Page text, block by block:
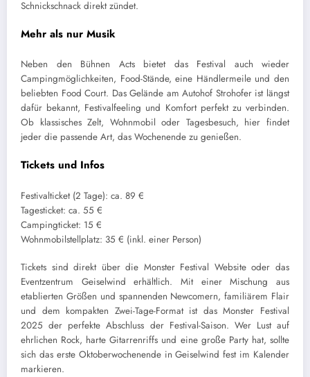
Schnickschnack direkt zündet.
Mehr als nur Musik
Neben den Bühnen Acts bietet das Festival auch wieder
Campingmöglichkeiten, Food-Stände, eine Händlermeile und den
beliebten Food Court. Das Gelände am Autohof Strohofer ist längst
dafür bekannt, Festivalfeeling und Komfort perfekt zu verbinden.
Ob klassisches Zelt, Wohnmobil oder Tagesbesuch, hier findet
jeder die passende Art, das Wochenende zu genießen.
Tickets und Infos
Festivalticket (2 Tage): ca. 89 €
Tagesticket: ca. 55 €
Campingticket: 15 €
Wohnmobilstellplatz: 35 € (inkl. einer Person)
Tickets sind direkt über die Monster Festival Website oder das
Eventzentrum Geiselwind erhältlich. Mit einer Mischung aus
etablierten Größen und spannenden Newcomern, familiärem Flair
und dem kompakten Zwei-Tage-Format ist das Monster Festival
2025 der perfekte Abschluss der Festival-Saison. Wer Lust auf
ehrlichen Rock, harte Gitarrenriffs und eine große Party hat, sollte
sich das erste Oktoberwochenende in Geiselwind fest im Kalender
markieren.